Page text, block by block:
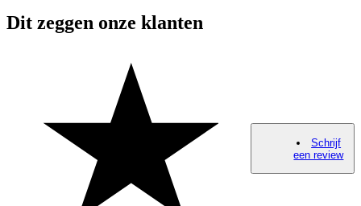
Dit zeggen onze klanten
Schrijf
een review